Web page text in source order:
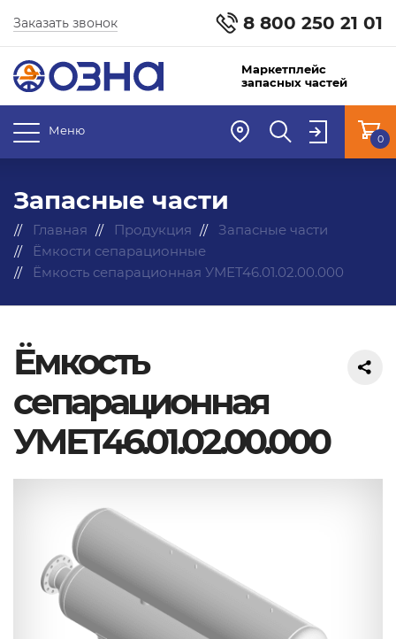
8 800 250 21 01
Заказать звонок
Маркетплейс
запасных частей
Меню
0
Запасные части
Главная Продукция
Запасные части
Ёмкости сепарационные
Ёмкость сепарационная УМЕТ46.01.02.00.000
Ёмкость
сепарационная
УМЕТ46.01.02.00.000